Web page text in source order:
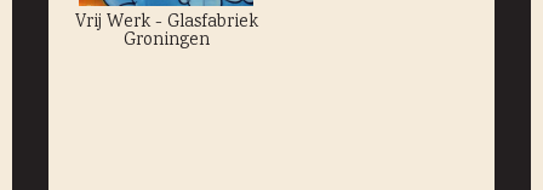
Vrij Werk - Glasfabriek
Groningen